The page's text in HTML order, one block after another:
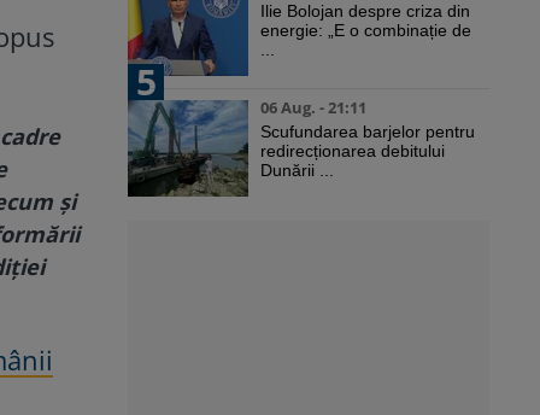
şi
Ilie Bolojan despre criza din
energie: „E o combinație de
5
06 Aug. - 21:11
Scufundarea barjelor pentru
redirecționarea debitului
Dunării ...